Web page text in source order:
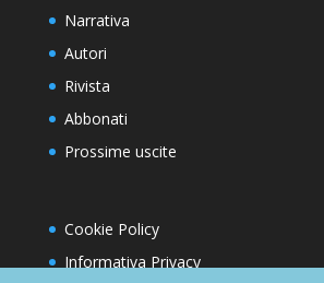
Narrativa
Autori
Rivista
Abbonati
Prossime uscite
Cookie Policy
Informativa Privacy